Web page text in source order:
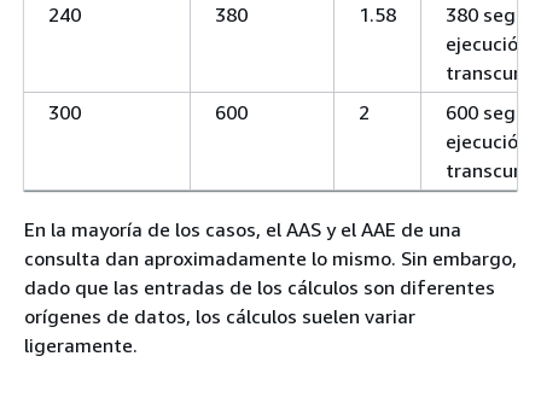
240
380 1.58
380
300
600 2
600
En la mayoría de los casos, el AAS y el AAE de una
consulta dan aproximadamente lo mismo. Sin embargo,
dado que las entradas de los cálculos son diferentes
orígenes de datos, los cálculos suelen variar
ligeramente.